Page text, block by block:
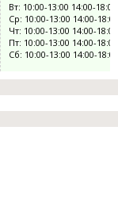
Вт: 10:00-13:00 14:00-18:00
Ср: 10:00-13:00 14:00-18:00
Чт: 10:00-13:00 14:00-18:00
Пт: 10:00-13:00 14:00-18:00
Сб: 10:00-13:00 14:00-18:00